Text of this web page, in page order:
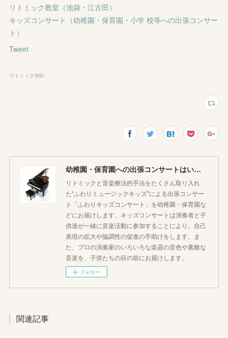
リトミック教室（池袋・江古田）
キッズコンサート（幼稚園・保育園・小学 校等への出張コンサー
ト）
Tweet
リトミック (55)
幼稚園・保育園への出張コンサートはいかがですか♪
リトミックと音楽療法的手法をたくさん取り入れ
た"ふわりミュージックキッズ"による出張コンサー
ト「ふわりキッズコンサート」を幼稚園・保育園な
どにお届けします。キッズコンサートは演奏者と子
供達が一緒に音楽活動に参加することにより、自己
表現の拡大や協調性の促進の手助けをします。ま
た、プロの演奏家のいろいろな楽器の音色や素敵な
音楽を、子供たちの目の前にお届けします。
フォロー
関連記事